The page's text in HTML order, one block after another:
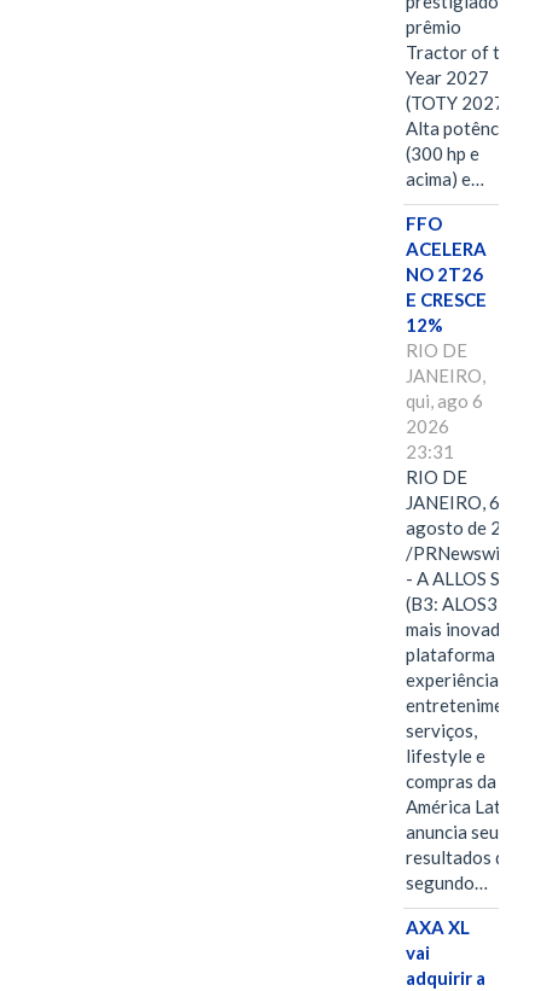
prêmio
Tractor of the
Year 2027
(TOTY 2027:
Alta potência
(300 hp e
acima) e…
FFO
ACELERA
NO 2T26
E CRESCE
12%
RIO DE
JANEIRO,
qui, ago 6
2026
23:31
RIO DE
JANEIRO, 6 de
agosto de 2026
/PRNewswire/ -
- A ALLOS S.A.
(B3: ALOS3), a
mais inovadora
plataforma de
experiências,
entretenimento,
serviços,
lifestyle e
compras da
América Latina
anuncia seus
resultados do
segundo…
AXA XL
vai
adquirir a